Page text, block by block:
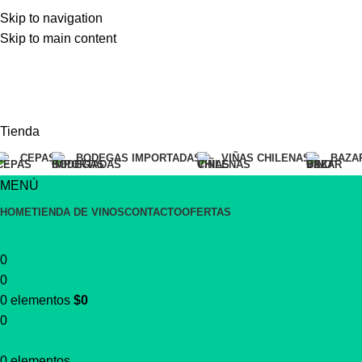
Skip to navigation
Skip to main content
Tienda
CEPAS BODEGAS IMPORTADAS VIÑAS CHILENAS
MENÚ
HOMETIENDA DE VINOSCONTACTOOFERTAS
0
0
0 elementos $0
0